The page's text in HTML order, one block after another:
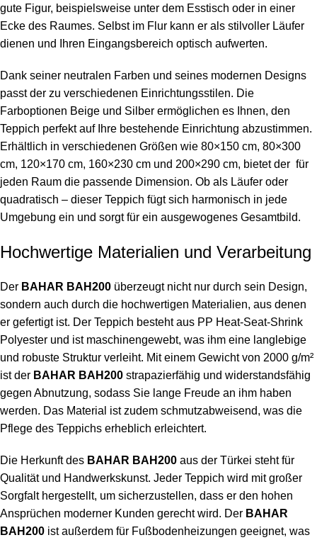
gute Figur, beispielsweise unter dem Esstisch oder in einer
Ecke des Raumes. Selbst im Flur kann er als stilvoller Läufer
dienen und Ihren Eingangsbereich optisch aufwerten.
Dank seiner neutralen Farben und seines modernen Designs
passt der zu verschiedenen Einrichtungsstilen. Die
Farboptionen Beige und Silber ermöglichen es Ihnen, den
Teppich perfekt auf Ihre bestehende Einrichtung abzustimmen.
Erhältlich in verschiedenen Größen wie 80×150 cm, 80×300
cm, 120×170 cm, 160×230 cm und 200×290 cm, bietet der für
jeden Raum die passende Dimension. Ob als Läufer oder
quadratisch – dieser Teppich fügt sich harmonisch in jede
Umgebung ein und sorgt für ein ausgewogenes Gesamtbild.
Hochwertige Materialien und Verarbeitung
Der BAHAR BAH200 überzeugt nicht nur durch sein Design,
sondern auch durch die hochwertigen Materialien, aus denen
er gefertigt ist. Der Teppich besteht aus PP Heat-Seat-Shrink
Polyester und ist maschinengewebt, was ihm eine langlebige
und robuste Struktur verleiht. Mit einem Gewicht von 2000 g/m²
ist der BAHAR BAH200 strapazierfähig und widerstandsfähig
gegen Abnutzung, sodass Sie lange Freude an ihm haben
werden. Das Material ist zudem schmutzabweisend, was die
Pflege des Teppichs erheblich erleichtert.
Die Herkunft des BAHAR BAH200 aus der Türkei steht für
Qualität und Handwerkskunst. Jeder Teppich wird mit großer
Sorgfalt hergestellt, um sicherzustellen, dass er den hohen
Ansprüchen moderner Kunden gerecht wird. Der BAHAR
BAH200 ist außerdem für Fußbodenheizungen geeignet, was